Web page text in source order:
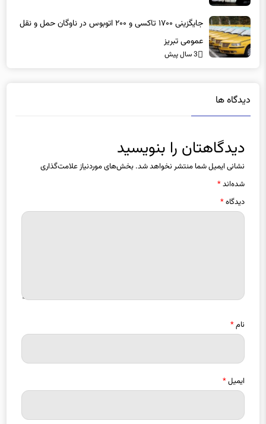
جایگزینی ۱۷۰۰ تاکسی و ۲۰۰ اتوبوس در ناوگان حمل و نقل
عمومی تبریز
3 سال پیش
دیدگاه ها
دیدگاهتان را بنویسید
نشانی ایمیل شما منتشر نخواهد شد. بخش‌های موردنیاز علامت‌گذاری
شده‌اند*
دیدگاه*
نام*
ایمیل*